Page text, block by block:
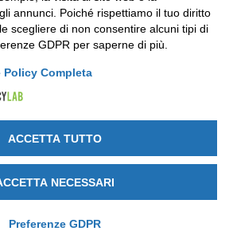
di aver letto e accettato l'Informativa
annunci. Poiché rispettiamo il tuo diritto
scegliere di non consentire alcuni tipi di
GDPR per saperne di più.
Policy Completa
ACCETTA TUTTO
NECESSARI
Preferenze GDPR